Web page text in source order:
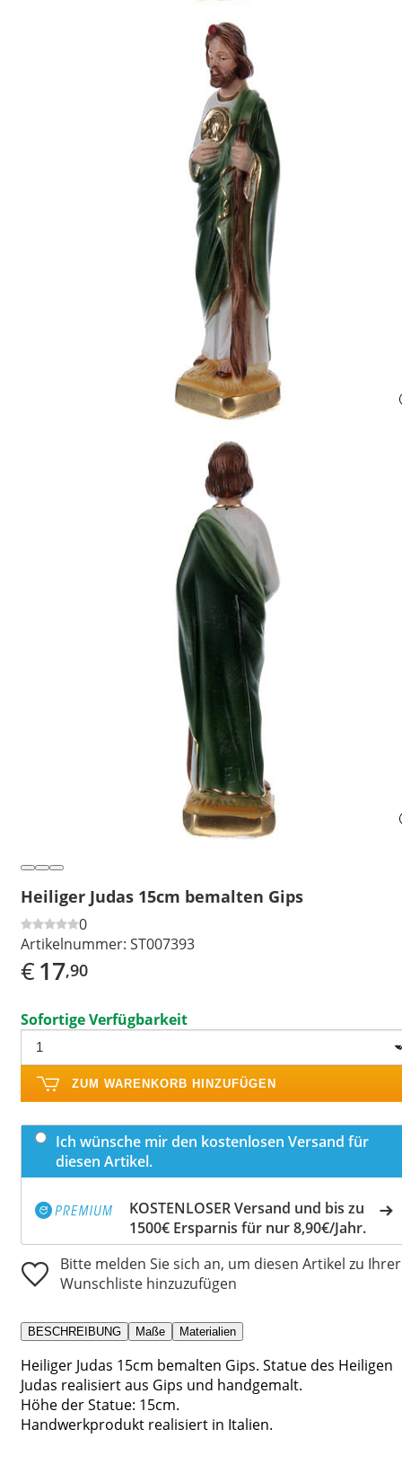
Heiliger Judas 15cm bemalten Gips
0
Artikelnummer: ST007393
€17,90
Sofortige Verfügbarkeit
ZUM WARENKORB HINZUFÜGEN
Ich wünsche mir den kostenlosen Versand für
diesen Artikel.
KOSTENLOSER Versand und bis zu
1500€ Ersparnis für nur 8,90€/Jahr.
Bitte melden Sie sich an, um diesen Artikel zu Ihrer
Wunschliste hinzuzufügen
BESCHREIBUNG Maße Materialien
Heiliger Judas 15cm bemalten Gips. Statue des Heiligen
Judas realisiert aus Gips und handgemalt.
Höhe der Statue: 15cm.
Handwerkprodukt realisiert in Italien.